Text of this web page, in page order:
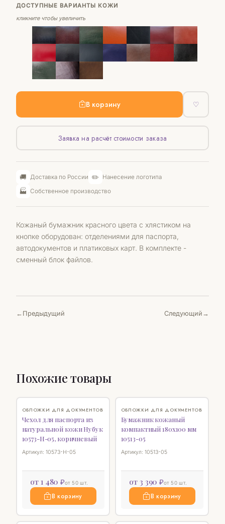
ДОСТУПНЫЕ ВАРИАНТЫ КОЖИ
кликните чтобы увеличить
В корзину ♡
Заявка на расчёт стоимости заказа
🚚 Доставка по России ✏️ Нанесение логотипа
🏭 Собственное производство
Кожаный бумажник красного цвета с хлястиком на
кнопке оборудован: отделениями для паспорта,
автодокументов и платиковых карт. В комплекте -
сменный блок файлов.
Предыдущий Следующий
Похожие товары
♡
ОБЛОЖКИ ДЛЯ ДОКУМЕНТОВ
Чехол для паспорта из
натуральной кожи Нубук
10573-H-05, коричневый
Артикул: 10573-H-05
от 1 480 ₽от 50 шт.
В корзину
♡
ОБЛОЖКИ ДЛЯ ДОКУМЕНТОВ
Бумажник кожаный
компактный 180х100 мм
10513-05
Артикул: 10513-05
от 3 390 ₽от 50 шт.
В корзину